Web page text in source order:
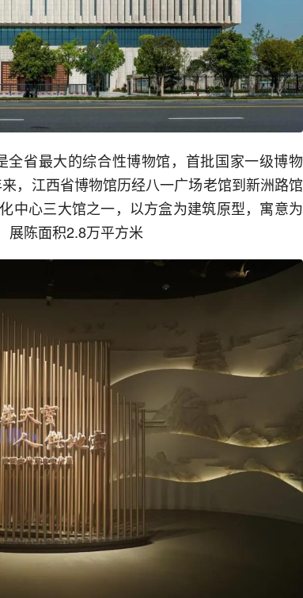
全省最大的综合性博物馆，首批国家一级博物
，江西省博物馆历经八一广场老馆到新洲路馆
中心三大馆之一，以方盒为建筑原型，寓意为
展陈面积2.8万平方米